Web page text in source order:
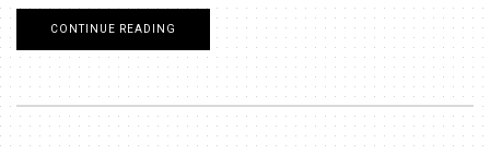
CONTINUE READING